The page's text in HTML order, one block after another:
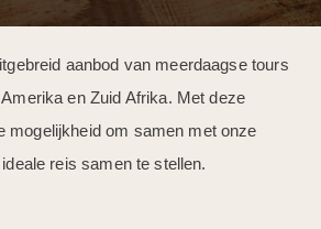
aanbod van meerdaagse tours
en Zuid Afrika. Met deze
mogelijkheid om samen met onze
reis samen te stellen.